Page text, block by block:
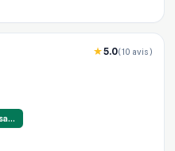
5.0(10 avis)